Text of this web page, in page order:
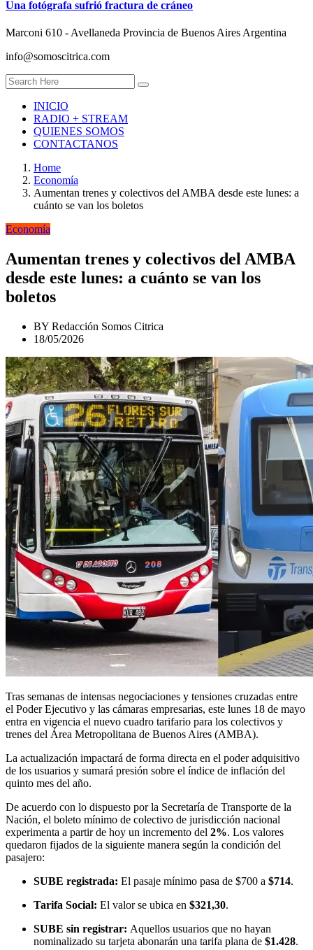
Una fotógrafa sufrió fractura de cráneo
Marconi 610 - Avellaneda Provincia de Buenos Aires Argentina
info@somoscitrica.com
INICIO
RADIO + STREAM
QUIENES SOMOS
CONTACTANOS
Home
Economía
Aumentan trenes y colectivos del AMBA desde este lunes: a
cuánto se van los boletos
Economía
Aumentan trenes y colectivos del AMBA
desde este lunes: a cuánto se van los
boletos
BY Redacción Somos Citrica
18/05/2026
Tras semanas de intensas negociaciones y tensiones cruzadas entre
el Poder Ejecutivo y las cámaras empresarias, este lunes 18 de mayo
entra en vigencia el nuevo cuadro tarifario para los colectivos y
trenes del Área Metropolitana de Buenos Aires (AMBA).
La actualización impactará de forma directa en el poder adquisitivo
de los usuarios y sumará presión sobre el índice de inflación del
quinto mes del año.
De acuerdo con lo dispuesto por la Secretaría de Transporte de la
Nación, el boleto mínimo de colectivo de jurisdicción nacional
experimenta a partir de hoy un incremento del 2%. Los valores
quedaron fijados de la siguiente manera según la condición del
pasajero:
SUBE registrada: El pasaje mínimo pasa de $700 a $714.
Tarifa Social: El valor se ubica en $321,30.
SUBE sin registrar: Aquellos usuarios que no hayan
nominalizado su tarjeta abonarán una tarifa plana de $1.428.